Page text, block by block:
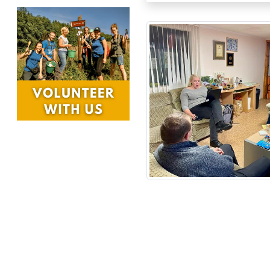
akmens glabā atmiņas par
pagātni.